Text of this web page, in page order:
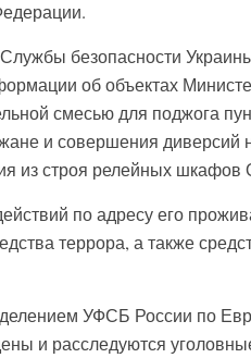
безопасности
об объектах
смесью для поджога
и совершения
из строя релейных
по адресу его
террора, а также
УФСБ России по
и расследуются